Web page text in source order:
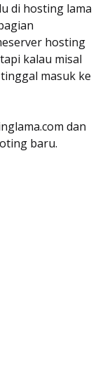
di hosting lama
hosting
kalau misal
masuk ke
dan
baru.